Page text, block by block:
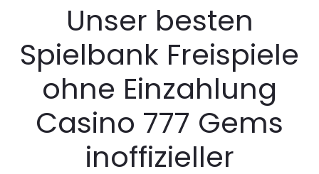
Unser besten
Spielbank Freispiele
ohne Einzahlung
Casino 777 Gems
inoffizieller